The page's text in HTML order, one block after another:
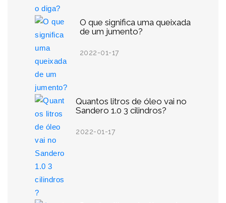
O que significa uma queixada
de um jumento?
2022-01-17
Quantos litros de óleo vai no
Sandero 1.0 3 cilindros?
2022-01-17